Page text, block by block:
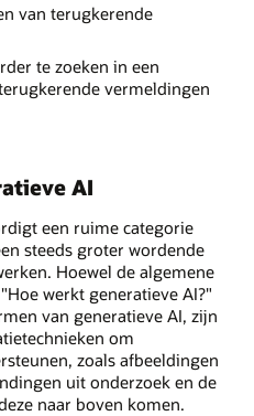
van terugkerende
te zoeken in een
vermeldingen
AI
een ruime categorie
steeds groter wordende
Hoewel de algemene
werkt generatieve AI?"
van generatieve AI, zijn
om
zoals afbeeldingen
uit onderzoek en de
naar boven komen.